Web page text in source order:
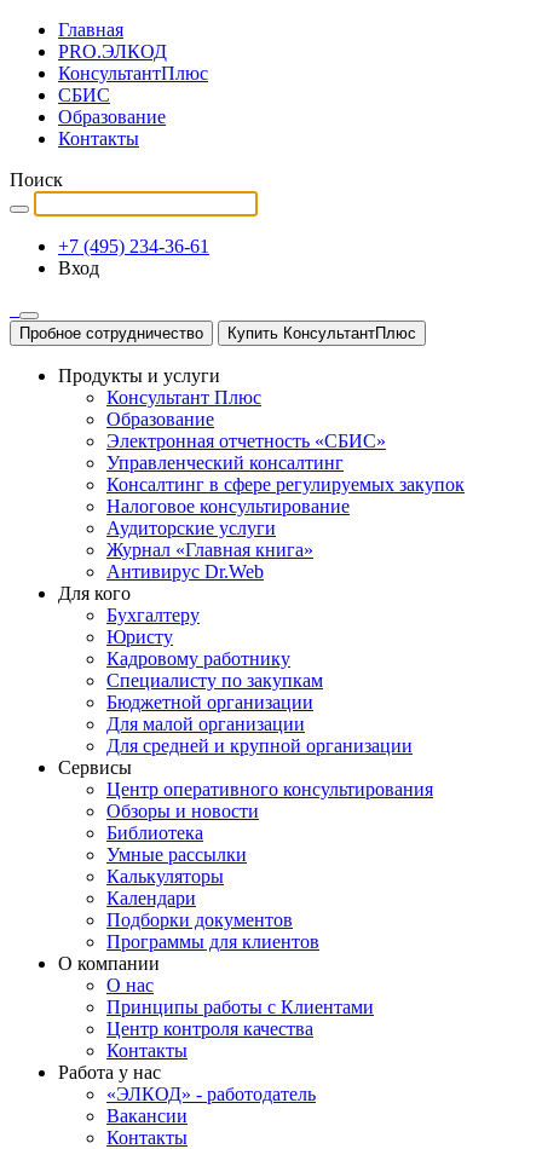
Главная
PRO.ЭЛКОД
КонсультантПлюс
СБИС
Образование
Контакты
Поиск
+7 (495) 234-36-61
Вход
Пробное сотрудничество Купить КонсультантПлюс
Продукты и услуги
Консультант Плюс
Образование
Электронная отчетность «СБИС»
Управленческий консалтинг
Консалтинг в сфере регулируемых закупок
Налоговое консультирование
Аудиторские услуги
Журнал «Главная книга»
Антивирус Dr.Web
Для кого
Бухгалтеру
Юристу
Кадровому работнику
Специалисту по закупкам
Бюджетной организации
Для малой организации
Для средней и крупной организации
Сервисы
Центр оперативного консультирования
Обзоры и новости
Библиотека
Умные рассылки
Калькуляторы
Календари
Подборки документов
Программы для клиентов
О компании
О нас
Принципы работы с Клиентами
Центр контроля качества
Контакты
Работа у нас
«ЭЛКОД» - работодатель
Вакансии
Контакты